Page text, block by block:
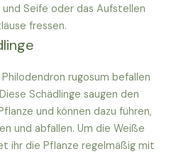
und Seife oder das Aufstellen
fressen.
rugosum befallen
Schädlinge saugen den
und können dazu führen,
und abfallen. Um die Weiße
ihr die Pflanze regelmäßig mit